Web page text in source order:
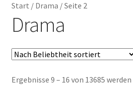
Warenkorb
Start / Drama /Seite 2
Drama
Ergebnisse 9 – 16 von 13685